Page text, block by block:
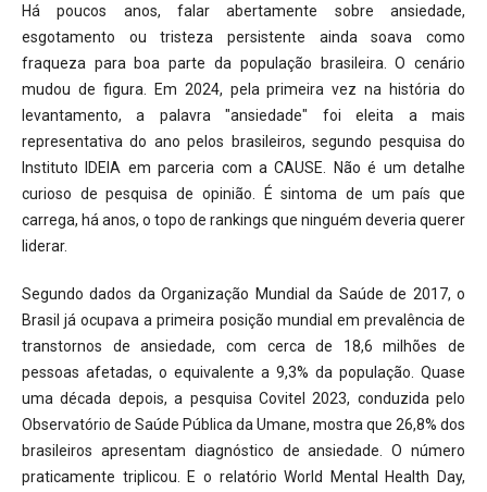
Há poucos anos, falar abertamente sobre ansiedade,
esgotamento ou tristeza persistente ainda soava como
fraqueza para boa parte da população brasileira. O cenário
mudou de figura. Em 2024, pela primeira vez na história do
levantamento, a palavra "ansiedade" foi eleita a mais
representativa do ano pelos brasileiros, segundo pesquisa do
Instituto IDEIA em parceria com a CAUSE. Não é um detalhe
curioso de pesquisa de opinião. É sintoma de um país que
carrega, há anos, o topo de rankings que ninguém deveria querer
liderar.
Segundo dados da Organização Mundial da Saúde de 2017, o
Brasil já ocupava a primeira posição mundial em prevalência de
transtornos de ansiedade, com cerca de 18,6 milhões de
pessoas afetadas, o equivalente a 9,3% da população. Quase
uma década depois, a pesquisa Covitel 2023, conduzida pelo
Observatório de Saúde Pública da Umane, mostra que 26,8% dos
brasileiros apresentam diagnóstico de ansiedade. O número
praticamente triplicou. E o relatório World Mental Health Day,